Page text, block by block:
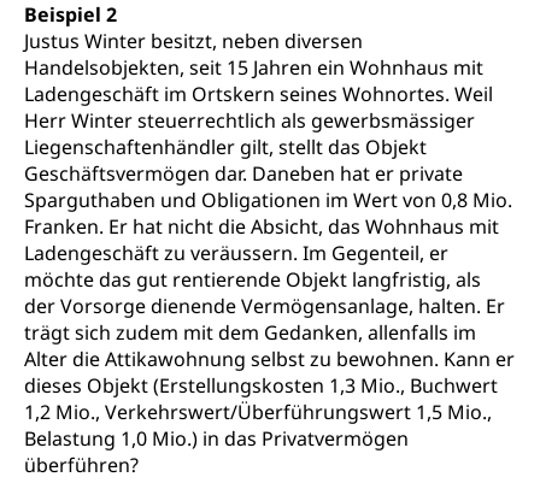
Beispiel 2
Justus Winter besitzt, neben diversen
Handelsobjekten, seit 15 Jahren ein Wohnhaus mit
Ladengeschäft im Ortskern seines Wohnortes. Weil
Herr Winter steuerrechtlich als gewerbsmässiger
Liegenschaftenhändler gilt, stellt das Objekt
Geschäftsvermögen dar. Daneben hat er private
Sparguthaben und Obligationen im Wert von 0,8 Mio.
Franken. Er hat nicht die Absicht, das Wohnhaus mit
Ladengeschäft zu veräussern. Im Gegenteil, er
möchte das gut rentierende Objekt langfristig, als
der Vorsorge dienende Vermögensanlage, halten. Er
trägt sich zudem mit dem Gedanken, allenfalls im
Alter die Attikawohnung selbst zu bewohnen. Kann er
dieses Objekt (Erstellungskosten 1,3 Mio., Buchwert
1,2 Mio., Verkehrswert/Überführungswert 1,5 Mio.,
Belastung 1,0 Mio.) in das Privatvermögen
überführen?